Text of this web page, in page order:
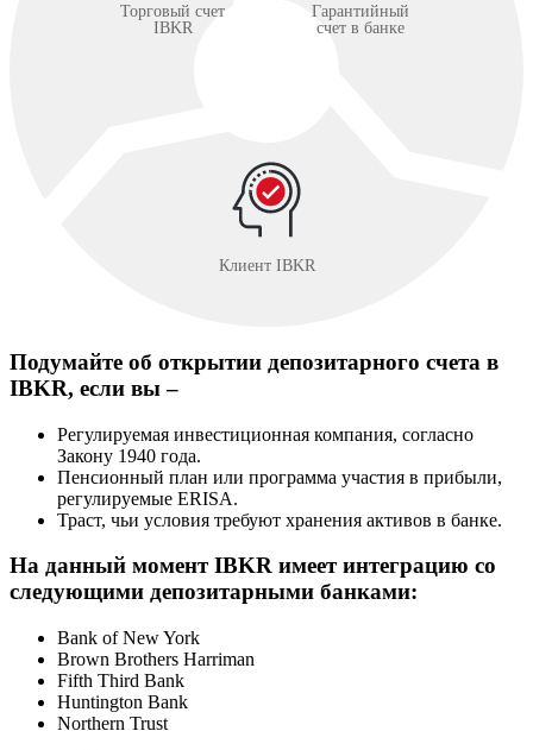
Торговый счет
IBKR
Гарантийный
счет в банке
Клиент IBKR
Подумайте об открытии депозитарного счета в
IBKR, если вы –
Регулируемая инвестиционная компания, согласно
Закону 1940 года.
Пенсионный план или программа участия в прибыли,
регулируемые ERISA.
Траст, чьи условия требуют хранения активов в банке.
На данный момент IBKR имеет интеграцию со
следующими депозитарными банками:
Bank of New York
Brown Brothers Harriman
Fifth Third Bank
Huntington Bank
Northern Trust